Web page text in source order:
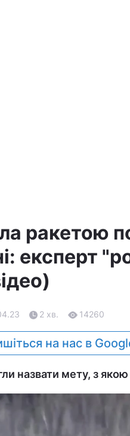
ракетою
експерт
2 хв. 14260
на нас в
назвати мету, з